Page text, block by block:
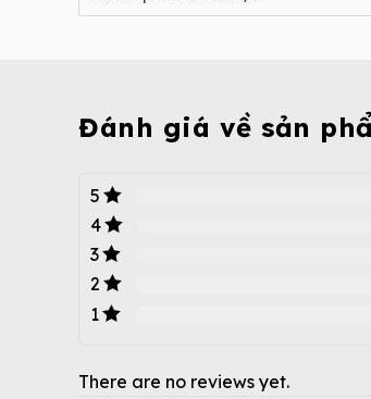
Đánh giá về sản
5
4
3
2
1
There are no reviews yet.